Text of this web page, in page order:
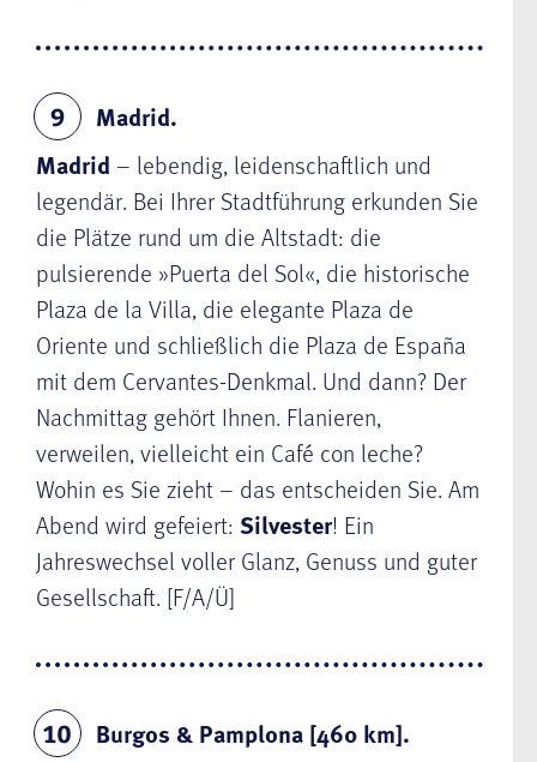
9
Madrid.
Madrid – lebendig, leidenschaftlich und
legendär. Bei Ihrer Stadtführung erkunden Sie
die Plätze rund um die Altstadt: die
pulsierende »Puerta del Sol«, die historische
Plaza de la Villa, die elegante Plaza de
Oriente und schließlich die Plaza de España
mit dem Cervantes-Denkmal. Und dann? Der
Nachmittag gehört Ihnen. Flanieren,
verweilen, vielleicht ein Café con leche?
Wohin es Sie zieht – das entscheiden Sie. Am
Abend wird gefeiert: Silvester! Ein
Jahreswechsel voller Glanz, Genuss und guter
Gesellschaft. [F/A/Ü]
10
Burgos & Pamplona [460 km].